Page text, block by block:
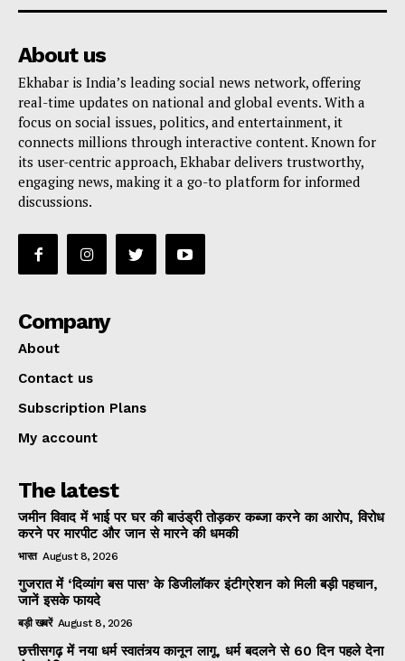
About us
Ekhabar is India’s leading social news network, offering
real-time updates on national and global events. With a
focus on social issues, politics, and entertainment, it
connects millions through interactive content. Known for
its user-centric approach, Ekhabar delivers trustworthy,
engaging news, making it a go-to platform for informed
discussions.
Company
About
Contact us
Subscription Plans
My account
The latest
जमीन विवाद में भाई पर घर की बाउंड्री तोड़कर कब्जा करने का आरोप, विरोध
करने पर मारपीट और जान से मारने की धमकी
भारत August 8, 2026
गुजरात में ‘दिव्यांग बस पास’ के डिजीलॉकर इंटीग्रेशन को मिली बड़ी पहचान,
जानें इसके फायदे
बड़ी खबरें August 8, 2026
छत्तीसगढ़ में नया धर्म स्वातंत्र्य कानून लागू, धर्म बदलने से 60 दिन पहले देना